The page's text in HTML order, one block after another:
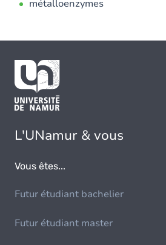
métalloenzymes
L'UNamur & vous
Vous êtes...
Futur étudiant bachelier
Futur étudiant master